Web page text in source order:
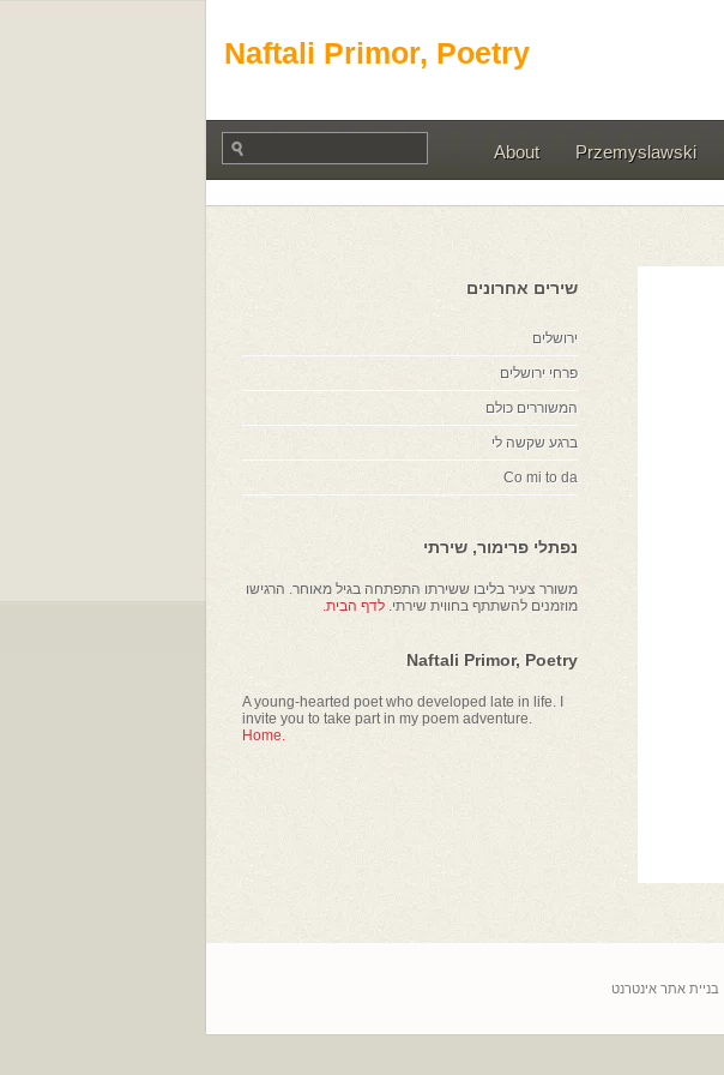
Naftali Primor, Poetry
Przemyslawski
About
שירים אחרונים
ירושלים
פרחי ירושלים
המשוררים כולם
ברגע שקשה לי
Co mi to da
נפתלי פרימור, שירתי
משורר צעיר בליבו ששירתו התפתחה בגיל מאוחר. הרגישו
מוזמנים להשתתף בחווית שירתי. לדף הבית.
Naftali Primor, Poetry
A young-hearted poet who developed late in life. I
invite you to take part in my poem adventure.
Home.
בניית אתר אינטרנט